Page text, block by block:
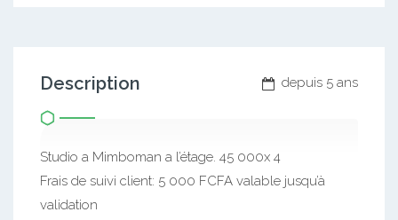
depuis 5 ans
Description
Studio a Mimboman a l’étage. 45 000x 4
Frais de suivi client: 5 000 FCFA valable jusqu’à
validation